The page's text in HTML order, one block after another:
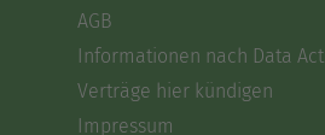
AGB
Informationen nach Data Act
Verträge hier kündigen
Impressum